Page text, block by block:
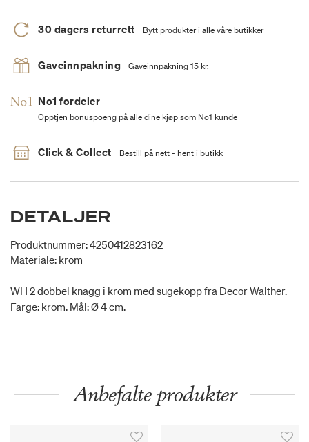
30 dagers returrett Bytt produkter i alle våre butikker
Gaveinnpakning Gaveinnpakning 15 kr.
No1 fordeler
Opptjen bonuspoeng på alle dine kjøp som No1 kunde
Click & Collect Bestill på nett - hent i butikk
DETALJER
Produktnummer: 4250412823162
Materiale: krom
WH 2 dobbel knagg i krom med sugekopp fra Decor Walther.
Farge: krom. Mål: Ø 4 cm.
Anbefalte produkter